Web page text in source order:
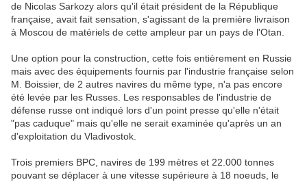
de Nicolas Sarkozy alors qu'il était président de la République
française, avait fait sensation, s'agissant de la première livraison
à Moscou de matériels de cette ampleur par un pays de l'Otan.
Une option pour la construction, cette fois entièrement en Russie
mais avec des équipements fournis par l'industrie française selon
M. Boissier, de 2 autres navires du même type, n'a pas encore
été levée par les Russes. Les responsables de l'industrie de
défense russe ont indiqué lors d'un point presse qu'elle n'était
"pas caduque" mais qu'elle ne serait examinée qu'après un an
d'exploitation du Vladivostok.
Trois premiers BPC, navires de 199 mètres et 22.000 tonnes
pouvant se déplacer à une vitesse supérieure à 18 noeuds, le